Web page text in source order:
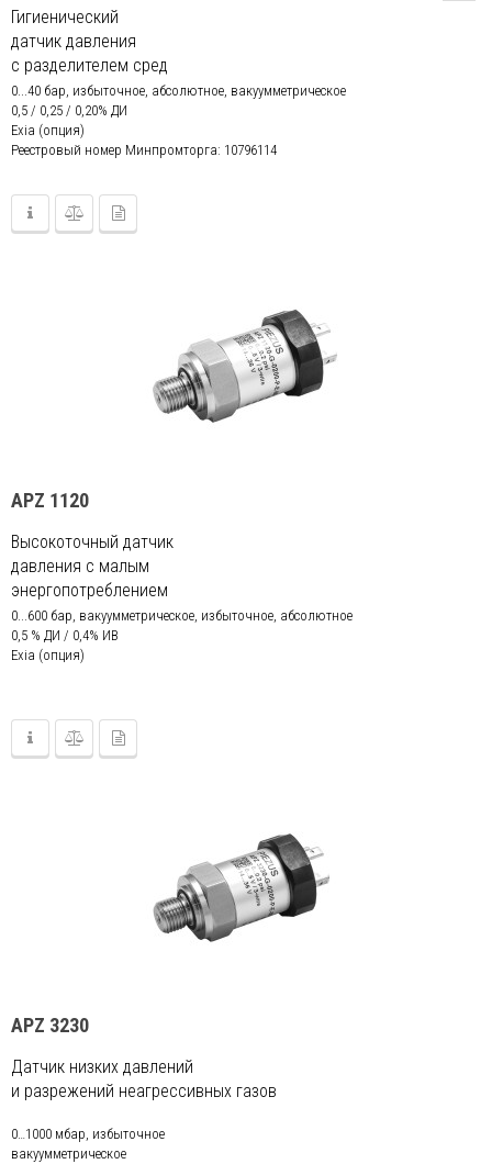
Гигиенический
датчик давления
с разделителем сред
0...40 бар, избыточное, абсолютное, вакуумметрическое
0,5 / 0,25 / 0,20% ДИ
Exia (опция)
Реестровый номер Минпромторга: 10796114
APZ 1120
Высокоточный датчик
давления с малым
энергопотреблением
0...600 бар, вакуумметрическое, избыточное, абсолютное
0,5 % ДИ / 0,4% ИВ
Exia (опция)
APZ 3230
Датчик низких давлений
и разрежений неагрессивных газов
0…1000 мбар, избыточное
вакуумметрическое